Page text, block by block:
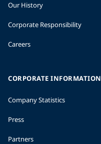
Our History
Corporate Responsibility
Careers
CORPORATE INFORMATION
Company Statistics
Press
Partners